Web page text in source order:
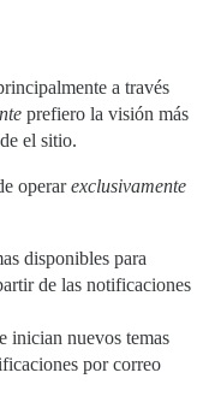
a través
prefiero la visión más
el sitio.
operarexclusivamente
disponibles para
de las notificaciones
inician nuevos temas
por correo